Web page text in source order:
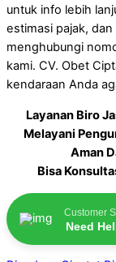
untuk info lebih
estimasi pajak,
menghubungi
kami. CV. Obet
kendaraan Anda
Layanan Biro
Melayani
Aman
Bisa
Customer
Need